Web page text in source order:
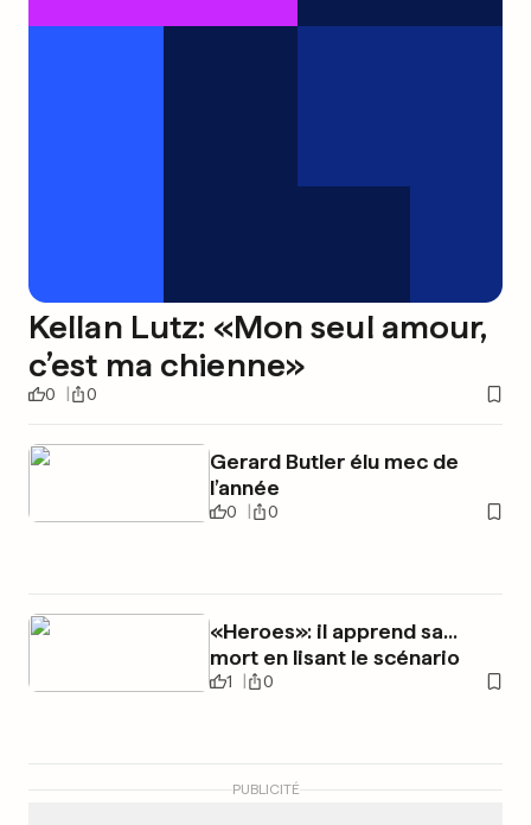
Kellan Lutz: «Mon seul amour,
c’est ma chienne»
0 0
Gerard Butler élu mec de
l’année
0 0
«Heroes»: il apprend sa...
mort en lisant le scénario
1 0
PUBLICITÉ